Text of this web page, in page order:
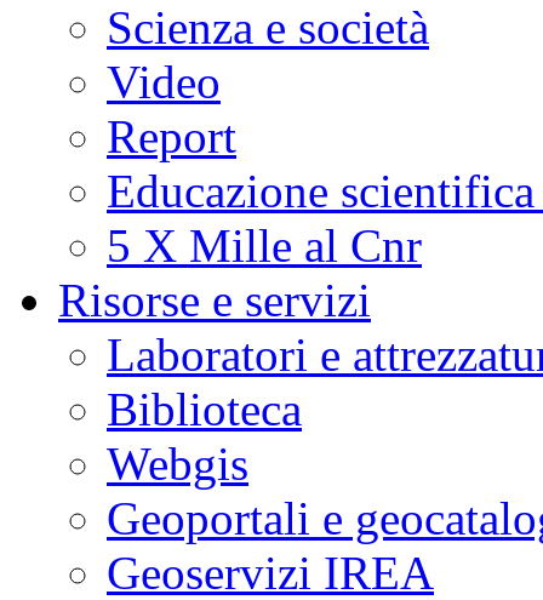
Scienza e società
Video
Report
Educazione
5 X Mille al Cnr
Risorse e servizi
Laboratori e
Biblioteca
Webgis
Geoportali e
Geoservizi IREA